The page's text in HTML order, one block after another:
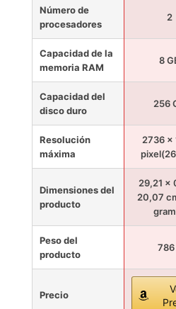
Número de
procesadores
2
Capacidad de la
memoria RAM
8
Capacidad del
disco duro
256
Resolución
máxima
2736 x
Dimensiones del
producto
29,21 x
20,07
Peso del
producto
786
Precio